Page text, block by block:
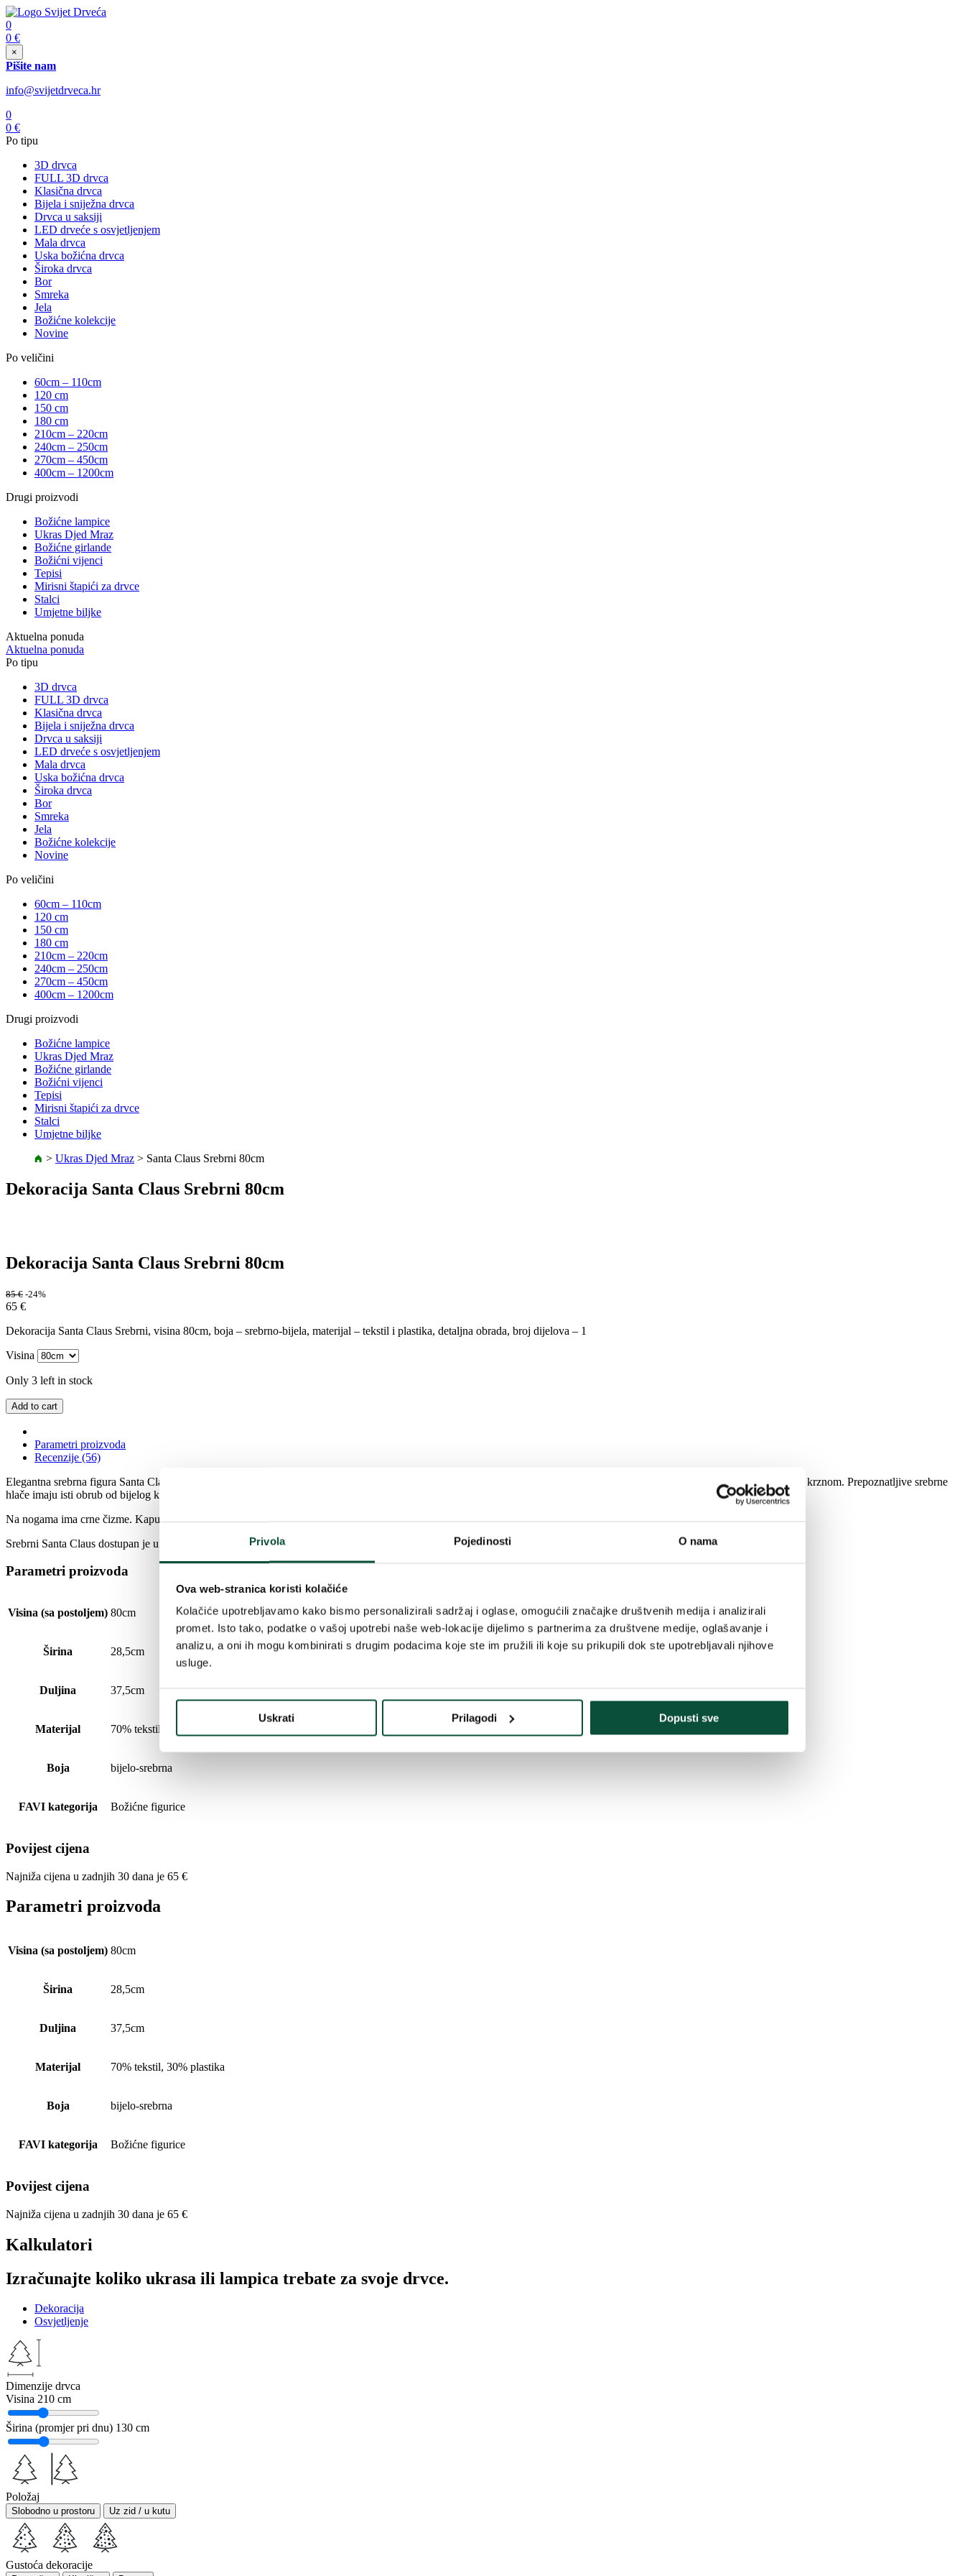
Privola Pojedinosti O nama
Ova web-stranica koristi kolačiće
Kolačiće upotrebljavamo kako bismo personalizirali sadržaj i oglase, omogućili značajke društvenih medija i analizirali
promet. Isto tako, podatke o vašoj upotrebi naše web-lokacije dijelimo s partnerima za društvene medije, oglašavanje i
analizu, a oni ih mogu kombinirati s drugim podacima koje ste im pružili ili koje su prikupili dok ste upotrebljavali njihove
usluge.
Uskrati Prilagodi Dopusti sve
0
0 €
×
Pišite nam
info@svijetdrveca.hr
0
0 €
Po tipu
3D drvca
FULL 3D drvca
Klasična drvca
Bijela i sniježna drvca
Drvca u saksiji
LED drveće s osvjetljenjem
Mala drvca
Uska božićna drvca
Široka drvca
Bor
Smreka
Jela
Božićne kolekcije
Novine
Po veličini
60cm – 110cm
120 cm
150 cm
180 cm
210cm – 220cm
240cm – 250cm
270cm – 450cm
400cm – 1200cm
Drugi proizvodi
Božićne lampice
Ukras Djed Mraz
Božićne girlande
Božićni vijenci
Tepisi
Mirisni štapići za drvce
Stalci
Umjetne biljke
Aktuelna ponuda
Aktuelna ponuda
Po tipu
3D drvca
FULL 3D drvca
Klasična drvca
Bijela i sniježna drvca
Drvca u saksiji
LED drveće s osvjetljenjem
Mala drvca
Uska božićna drvca
Široka drvca
Bor
Smreka
Jela
Božićne kolekcije
Novine
Po veličini
60cm – 110cm
120 cm
150 cm
180 cm
210cm – 220cm
240cm – 250cm
270cm – 450cm
400cm – 1200cm
Drugi proizvodi
Božićne lampice
Ukras Djed Mraz
Božićne girlande
Božićni vijenci
Tepisi
Mirisni štapići za drvce
Stalci
Umjetne biljke
> Ukras Djed Mraz > Santa Claus Srebrni 80cm
Dekoracija Santa Claus Srebrni 80cm
Dekoracija Santa Claus Srebrni 80cm
85€ -24%
65 €
Dekoracija Santa Claus Srebrni, visina 80cm, boja – srebrno-bijela, materijal – tekstil i plastika, detaljna obrada, broj dijelova – 1
Visina
Only 3 left in stock
Add to cart
Parametri proizvoda
Recenzije (56)
Elegantna srebrna figura Santa Clausa moderan je božićni dodatak, prikladan za svaki dom. Ovaj Santa Claus nosi prepoznatljiv srebrni kaput i šešir, podstavljen debelim bijelim krznom. Prepoznatljive srebrne
hlače imaju isti obrub od bijelog krzna.
Na nogama ima crne čizme. Kaput mu je pričvršćen karakterističnim srebrnim kaišem.
Srebrni Santa Claus dostupan je u veličinama 40 cm, 60 cm i 80 cm.
Parametri proizvoda
Visina (sa postoljem) 80cm
Širina 28,5cm
Duljina 37,5cm
Materijal 70% tekstil, 30% plastika
Boja bijelo-srebrna
FAVI kategorija Božićne figurice
Povijest cijena
Najniža cijena u zadnjih 30 dana je 65 €
Parametri proizvoda
Visina (sa postoljem) 80cm
Širina 28,5cm
Duljina 37,5cm
Materijal 70% tekstil, 30% plastika
Boja bijelo-srebrna
FAVI kategorija Božićne figurice
Povijest cijena
Najniža cijena u zadnjih 30 dana je 65 €
Kalkulatori
Izračunajte koliko ukrasa ili lampica trebate za svoje drvce.
Dekoracija
Osvjetljenje
Dimenzije drvca
Visina 210 cm
Širina (promjer pri dnu) 130 cm
Položaj
Slobodno u prostoru Uz zid / u kutu
Gustoća dekoracije